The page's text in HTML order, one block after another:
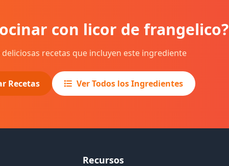
con licor de frangelico?
recetas que incluyen este ingrediente
Recetas Ver Todos los Ingredientes
Recursos